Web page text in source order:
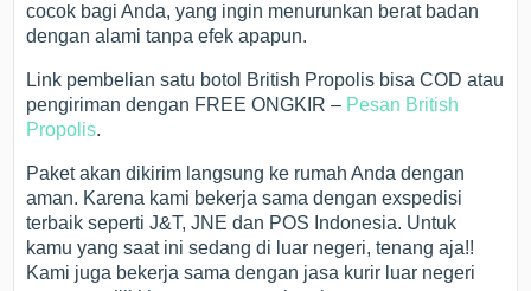
cocok bagi Anda, yang ingin menurunkan berat badan
dengan alami tanpa efek apapun.
Link pembelian satu botol British Propolis bisa COD atau
pengiriman dengan FREE ONGKIR – Pesan British
Propolis.
Paket akan dikirim langsung ke rumah Anda dengan
aman. Karena kami bekerja sama dengan exspedisi
terbaik seperti J&T, JNE dan POS Indonesia. Untuk
kamu yang saat ini sedang di luar negeri, tenang aja!!
Kami juga bekerja sama dengan jasa kurir luar negeri